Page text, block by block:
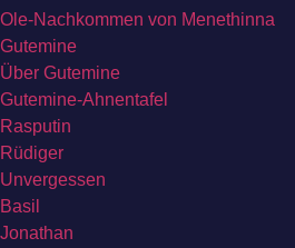
Ole-Nachkommen von Menethinna
Gutemine
Über Gutemine
Gutemine-Ahnentafel
Rasputin
Rüdiger
Unvergessen
Basil
Jonathan